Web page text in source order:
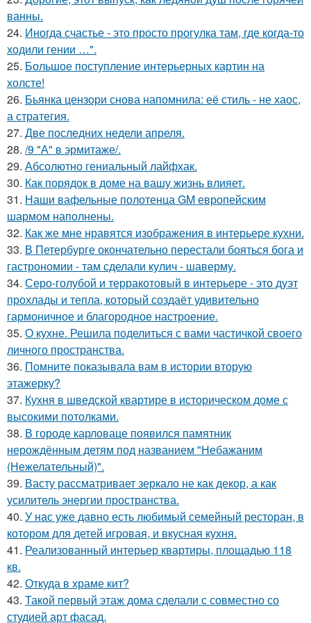
ванны.
24. Иногда счастье - это просто прогулка там, где когда-то
ходили гении …".
25. Большое поступление интерьерных картин на
холсте!
26. Бьянка цензори снова напомнила: её стиль - не хаос,
а стратегия.
27. Две последних недели апреля.
28. /9 "А" в эрмитаже/.
29. Абсолютно гениальный лайфхак.
30. Как порядок в доме на вашу жизнь влияет.
31. Наши вафельные полотенца GM европейским
шармом наполнены.
32. Как же мне нравятся изображения в интерьере кухни.
33. В Петербурге окончательно перестали бояться бога и
гастрономии - там сделали кулич - шаверму.
34. Серо-голубой и терракотовый в интерьере - это дуэт
прохлады и тепла, который создаёт удивительно
гармоничное и благородное настроение.
35. О кухне. Решила поделиться с вами частичкой своего
личного пространства.
36. Помните показывала вам в истории вторую
этажерку?
37. Кухня в шведской квартире в историческом доме с
высокими потолками.
38. В городе карловаце появился памятник
нерождённым детям под названием "Небажаним
(Нежелательный)".
39. Васту рассматривает зеркало не как декор, а как
усилитель энергии пространства.
40. У нас уже давно есть любимый семейный ресторан, в
котором для детей игровая, и вкусная кухня.
41. Реализованный интерьер квартиры, площадью 118
кв.
42. Откуда в храме кит?
43. Такой первый этаж дома сделали с совместно со
студией арт фасад.